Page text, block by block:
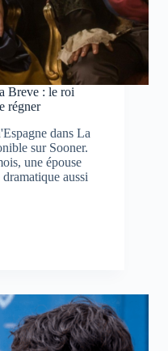
Breve : le roi
régner
dans La
sur Sooner.
une épouse
aussi